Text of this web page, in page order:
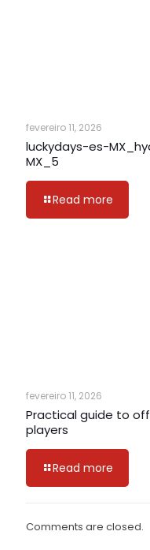
fevereiro 11, 2026
luckydays-es-
MX_5
Read more
fevereiro 11, 2026
Practical guide to
players
Read more
Comments are closed.